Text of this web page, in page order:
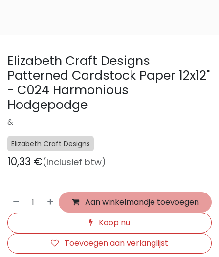
Elizabeth Craft Designs
Patterned Cardstock Paper 12x12"
- C024 Harmonious
Hodgepodge
&
Elizabeth Craft Designs
10,33 €(Inclusief btw)
Aan winkelmandje toevoegen
Koop nu
Toevoegen aan verlanglijst